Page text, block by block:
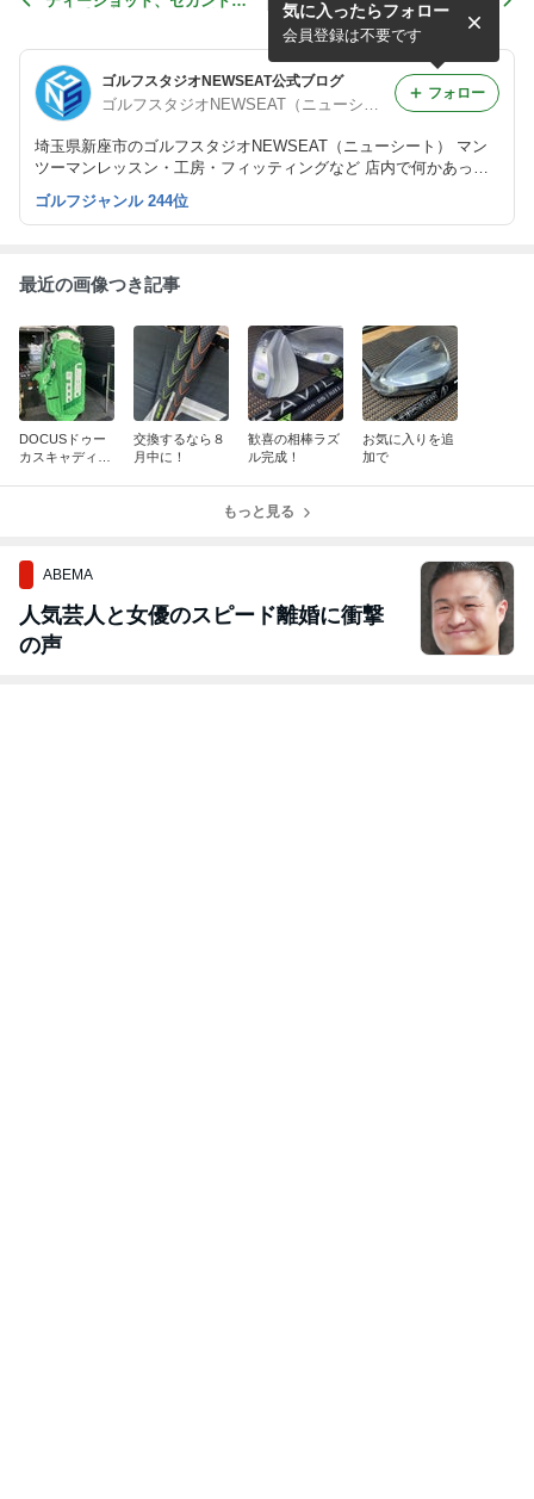
N VS 誰もが認める名器M
ASDA-M425
ゴルフスタジオNEWSEAT公式ブログ
埼玉県新座市のゴルフスタジオNEWSEAT（ニューシート） マン
ツーマンレッスン・工房・フィッティングなど 店内で何かあった
ときに適当に書きますので、どうか優しい目で見守ってください
ね。
気に入ったらフォロー
会員登録は不要です
フォロー
ゴルフジャンル 244位
最近の画像つき記事
DOCUSドゥー
カスキャディバ
交換するなら８
月中に！
歓喜の相棒ラズ
ル完成！
お気に入りを追
加で
もっと見る
ABEMA
人気芸人と女優のスピード離婚に衝撃
の声